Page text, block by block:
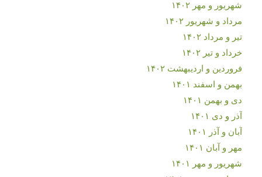
شهریور و مهر ۱۴۰۲
مرداد و شهریور ۱۴۰۲
تیر و مرداد ۱۴۰۲
خرداد و تیر ۱۴۰۲
فروردین و اردیبهشت ۱۴۰۲
بهمن و اسفند ۱۴۰۱
دی و بهمن ۱۴۰۱
آذر و دی ۱۴۰۱
آبان و آذر ۱۴۰۱
مهر و آبان ۱۴۰۱
شهریور و مهر ۱۴۰۱